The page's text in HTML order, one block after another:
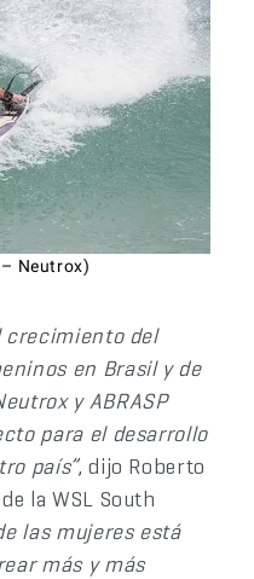
Neutrox)
crecimiento del
en Brasil y de
y ABRASP
para el desarrollo
país”, dijo Roberto
la WSL South
las mujeres está
más y más